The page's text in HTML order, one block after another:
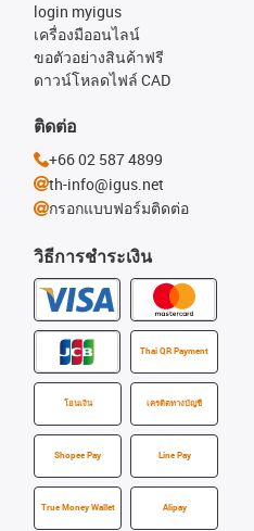
วิธีการชำระเงิน
Thai QR Payment
โอนเงิน เครดิตทางบัญชี
Shopee Pay Line Pay
True Money Wallet Alipay
login myigus
เครื่องมืออนไลน์
ขอตัวอย่างสินค้าฟรี
ดาวน์โหลดไฟล์ CAD
ติดต่อ
+66 02 587 4899
th-info@igus.net
กรอกแบบฟอร์มติดต่อ